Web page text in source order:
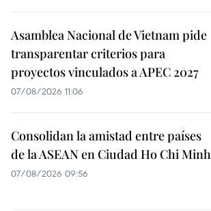
Asamblea Nacional de Vietnam pide
transparentar criterios para
proyectos vinculados a APEC 2027
07/08/2026 11:06
Consolidan la amistad entre países
de la ASEAN en Ciudad Ho Chi Minh
07/08/2026 09:56